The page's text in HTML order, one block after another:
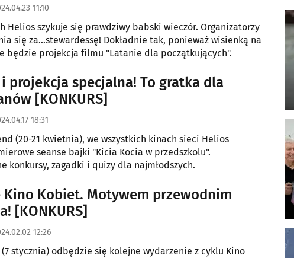
11:10
Helios szykuje się prawdziwy babski wieczór. Organizatorzy
się za…stewardessę! Dokładnie tak, ponieważ wisienką na
będzie projekcja filmu "Latanie dla początkujących".
projekcja specjalna! To gratka dla
[KONKURS]
18:31
(20-21 kwietnia), we wszystkich kinach sieci Helios
seanse bajki "Kicia Kocia w przedszkolu".
konkursy, zagadki i quizy dla najmłodszych.
Kobiet. Motywem przewodnim
[KONKURS]
12:26
(7 stycznia) odbędzie się kolejne wydarzenie z cyklu Kino